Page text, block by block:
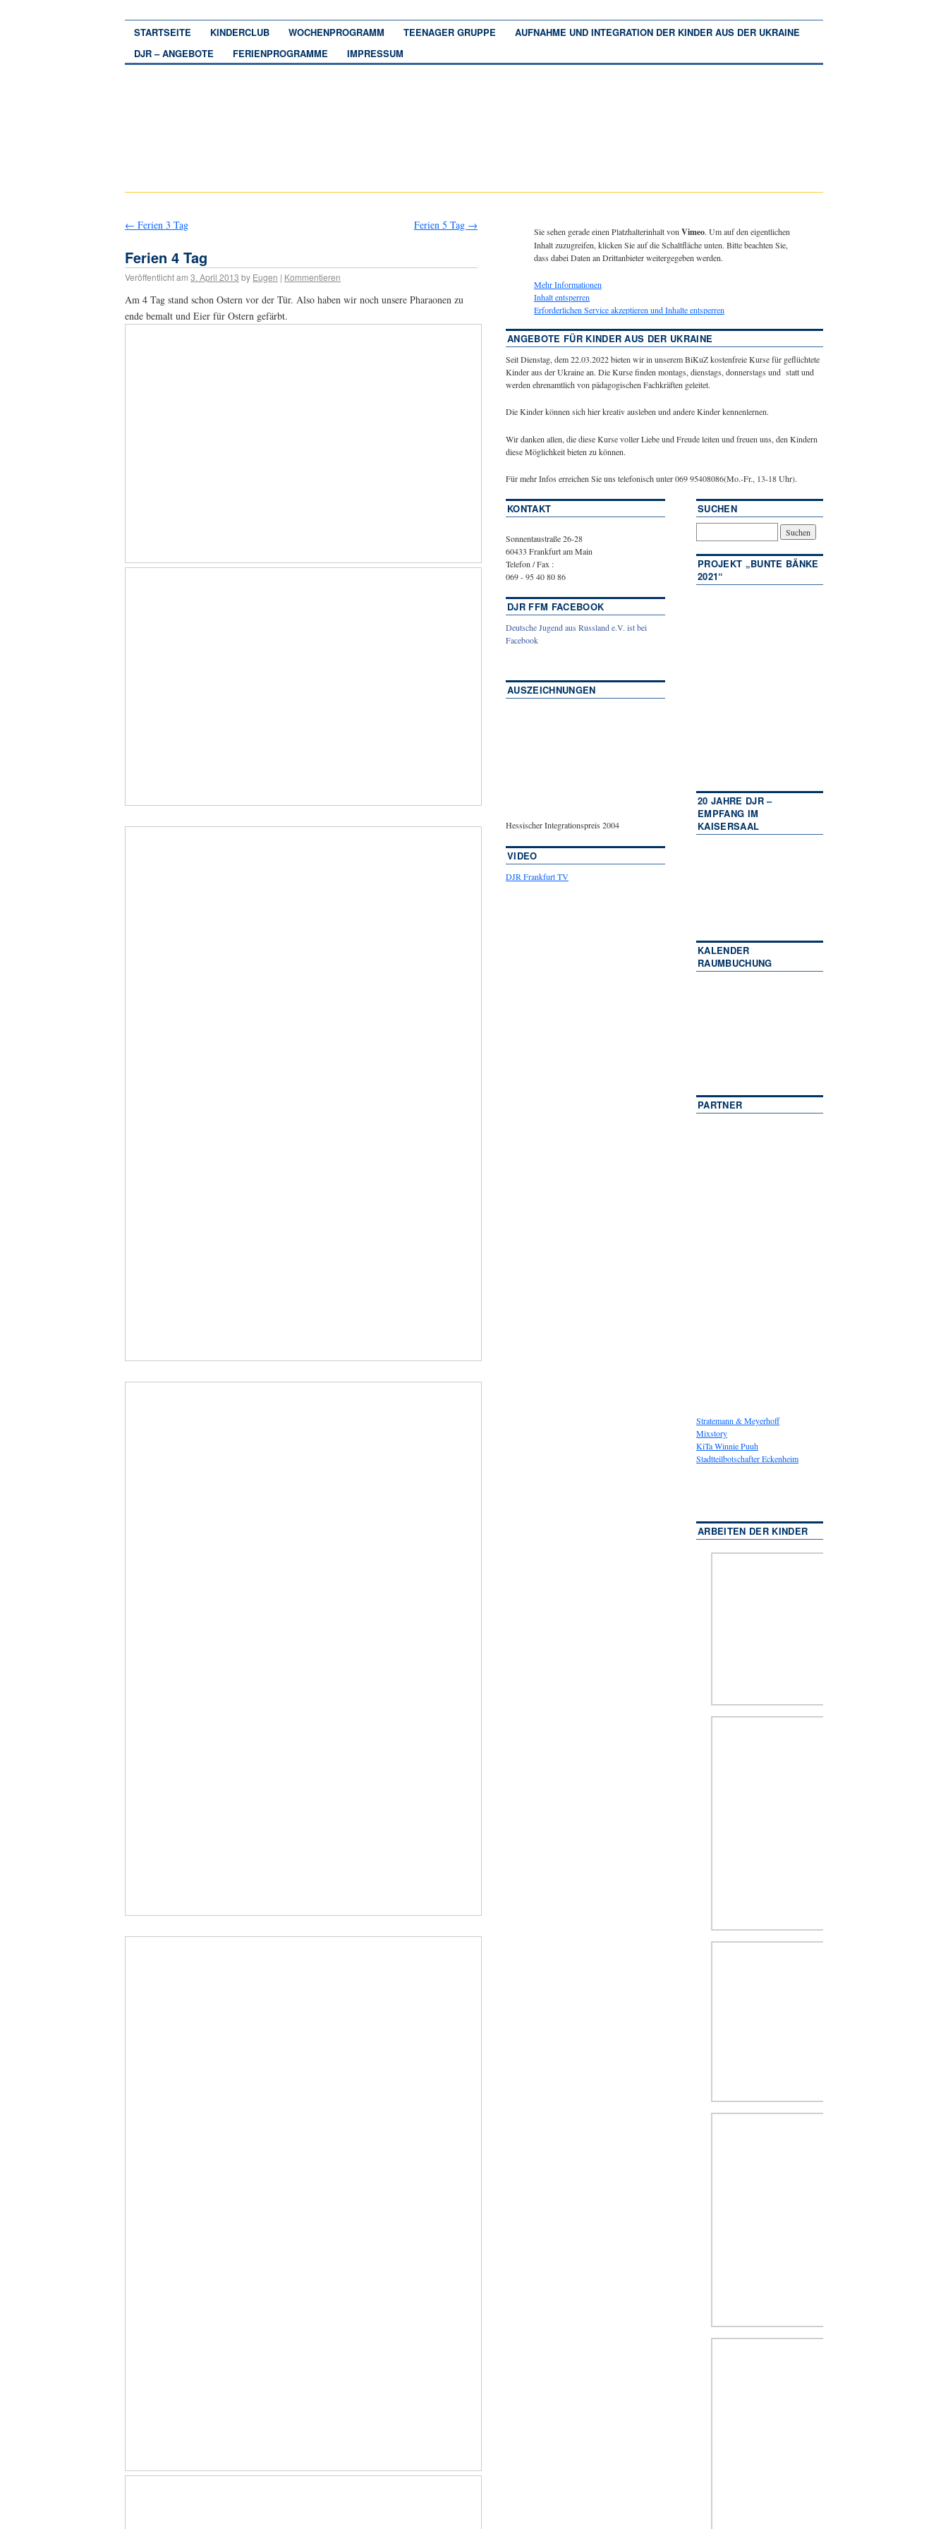
STARTSEITE KINDERCLUB WOCHENPROGRAMM TEENAGER GRUPPE
AUFNAHME UND INTEGRATION DER KINDER AUS DER UKRAINE
DJR – ANGEBOTE
FERIENPROGRAMME IMPRESSUM
← Ferien 3 Tag Ferien 5 Tag →
Ferien 4 Tag
Veröffentlicht am 3. April 2013 by Eugen | Kommentieren
Am 4 Tag stand schon Ostern vor der Tür. Also haben wir noch unsere Pharaonen zu
ende bemalt und Eier für Ostern gefärbt.
Sie sehen gerade einen Platzhalterinhalt von Vimeo. Um auf den eigentlichen
Inhalt zuzugreifen, klicken Sie auf die Schaltfläche unten. Bitte beachten Sie,
dass dabei Daten an Drittanbieter weitergegeben werden.
Mehr Informationen
Inhalt entsperren
Erforderlichen Service akzeptieren und Inhalte entsperren
ANGEBOTE FÜR KINDER AUS DER UKRAINE
Seit Dienstag, dem 22.03.2022 bieten wir in unserem BiKuZ kostenfreie Kurse für geflüchtete
Kinder aus der Ukraine an. Die Kurse finden montags, dienstags, donnerstags und statt und
werden ehrenamtlich von pädagogischen Fachkräften geleitet.
Die Kinder können sich hier kreativ ausleben und andere Kinder kennenlernen.
Wir danken allen, die diese Kurse voller Liebe und Freude leiten und freuen uns, den Kindern
diese Möglichkeit bieten zu können.
Für mehr Infos erreichen Sie uns telefonisch unter 069 95408086(Mo.-Fr., 13-18 Uhr).
KONTAKT
Sonnentaustraße 26-28
60433 Frankfurt am Main
Telefon / Fax :
069 - 95 40 80 86
DJR FFM FACEBOOK
Deutsche Jugend aus Russland e.V. ist bei
Facebook
AUSZEICHNUNGEN
Hessischer Integrationspreis 2004
VIDEO
DJR Frankfurt TV
SUCHEN
PROJEKT „BUNTE BÄNKE
2021“
20 JAHRE DJR –
EMPFANG IM
KAISERSAAL
KALENDER
RAUMBUCHUNG
PARTNER
Stratemann & Meyerhoff
Mixstory
KiTa Winnie Puuh
Stadtteilbotschafter Eckenheim
ARBEITEN DER KINDER